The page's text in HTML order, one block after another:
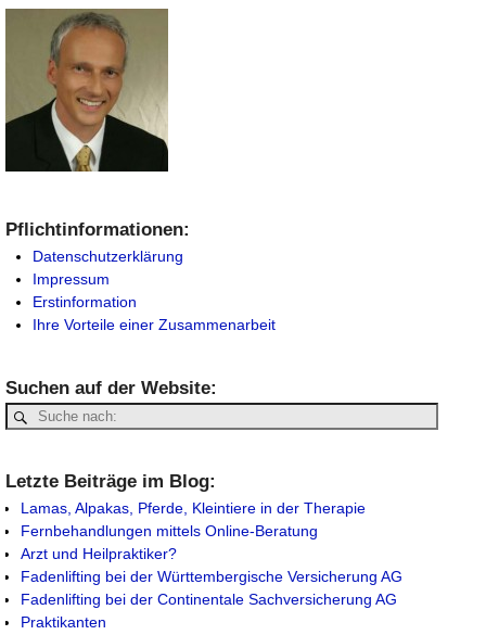
Pflichtinformationen:
Datenschutzerklärung
Impressum
Erstinformation
Ihre Vorteile einer Zusammenarbeit
Suchen auf der Website:
Letzte Beiträge im Blog:
Lamas, Alpakas, Pferde, Kleintiere in der Therapie
Fernbehandlungen mittels Online-Beratung
Arzt und Heilpraktiker?
Fadenlifting bei der Württembergische Versicherung AG
Fadenlifting bei der Continentale Sachversicherung AG
Praktikanten